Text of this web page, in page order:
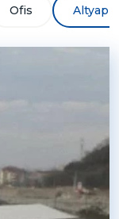
Ofis Altyapı